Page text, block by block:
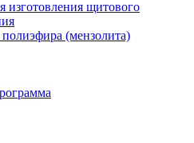
изготовления щитового
(мензолита)